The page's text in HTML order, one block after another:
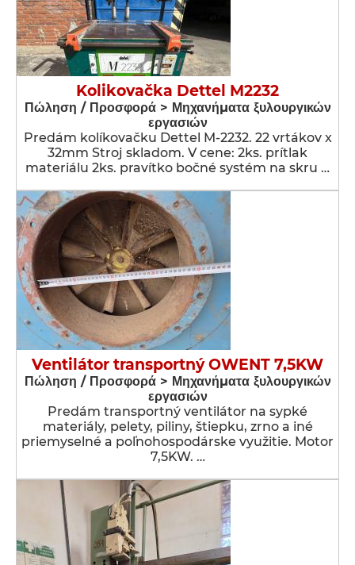
Kolikovačka Dettel M2232
Πώληση / Προσφορά > Μηχανήματα ξυλουργικών
εργασιών
Predám kolíkovačku Dettel M-2232. 22 vrtákov x
32mm Stroj skladom. V cene: 2ks. prítlak
materiálu 2ks. pravítko bočné systém na skru …
Ventilátor transportný OWENT 7,5KW
Πώληση / Προσφορά > Μηχανήματα ξυλουργικών
εργασιών
Predám transportný ventilátor na sypké
materiály, pelety, piliny, štiepku, zrno a iné
priemyselné a poľnohospodárske využitie. Motor
7,5KW. …